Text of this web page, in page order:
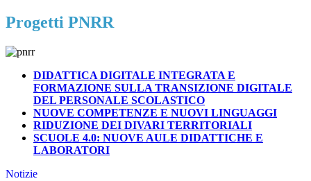
Progetti PNRR
DIDATTICA DIGITALE INTEGRATA E
FORMAZIONE SULLA TRANSIZIONE DIGITALE
DEL PERSONALE SCOLASTICO
NUOVE COMPETENZE E NUOVI LINGUAGGI
RIDUZIONE DEI DIVARI TERRITORIALI
SCUOLE 4.0: NUOVE AULE DIDATTICHE E
LABORATORI
Notizie